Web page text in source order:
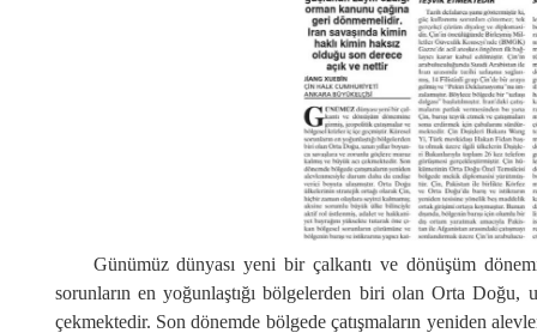
Günümüz dünyası yeni bir çalkantı ve dönüşüm
sorunların en yoğunlaştığı bölgelerden biri olan Orta
çekmektedir. Son dönemde bölgede çatışmaların yeniden